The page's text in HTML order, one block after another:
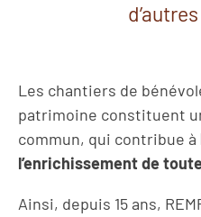
Les chantiers de
patrimoine constituent
commun, qui contribue à
l’enrichissement de
Ainsi, depuis 15 ans,